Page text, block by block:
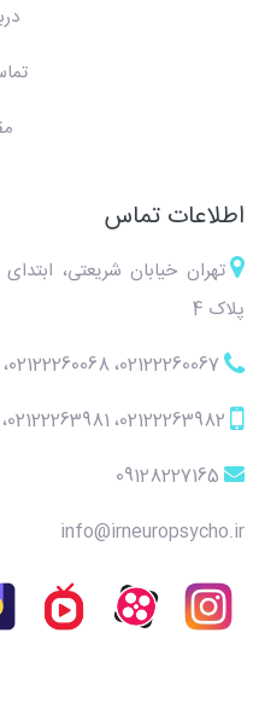
اطلاعات تماس
تهران خیابان شریعتی،
پلاک 4
02122260067، 02122260068،
02122263982، 02122263981،
09128227165
info@irneuropsycho.ir